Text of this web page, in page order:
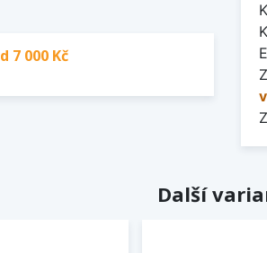
7 000 Kč
Další